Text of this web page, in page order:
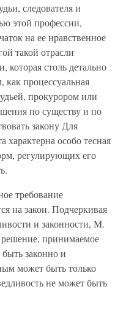
следователя и
этой профессии,
на ее нравственное
такой отрасли
которая столь детально
как процессуальная
прокурором или
по существу и по
закону Для
особо тесная
регулирующих его
требование
на закон. Подчеркивая
и законности, М.
принимаемое
законно и
может быть только
не может быть